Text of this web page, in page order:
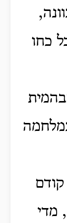
כחו
מדי